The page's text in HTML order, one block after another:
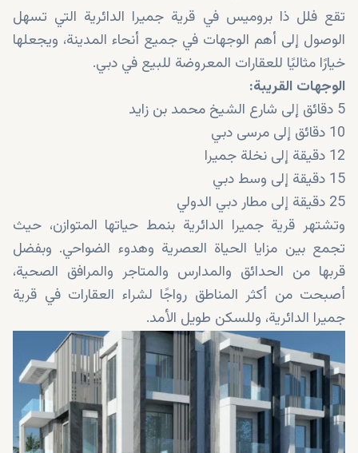
تقع فلل ذا بروميس في قرية جميرا الدائرية التي تسهل
الوصول إلى أهم الوجهات في جميع أنحاء المدينة، ويجعلها
خيارًا مثاليًا للعقارات المعروضة للبيع في دبي.
الوجهات القريبة:
5 دقائق إلى شارع الشيخ محمد بن زايد
10 دقائق إلى مرسى دبي
12 دقيقة إلى نخلة جميرا
15 دقيقة إلى وسط دبي
25 دقيقة إلى مطار دبي الدولي
وتشتهر قرية جميرا الدائرية بنمط حياتها المتوازن، حيث
تجمع بين مزايا الحياة العصرية وهدوء الضواحي. وبفضل
قربها من الحدائق والمدارس والمتاجر والمرافق الصحية،
أصبحت من أكثر المناطق رواجًا لشراء العقارات في قرية
جميرا الدائرية، وللسكن طويل الأمد.